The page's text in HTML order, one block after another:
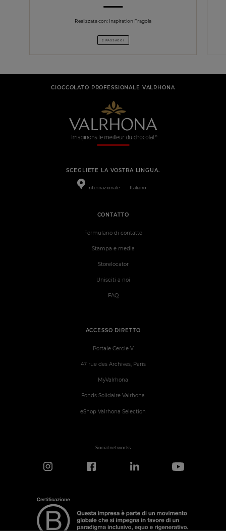
Realizzata con: Inspiration Fragola
2 PASSAGGI
CIOCCOLATO PROFESSIONALE VALRHONA
SCEGLIETE LA VOSTRA LINGUA.
Internazionale Italiano
ACCESSO DIRETTO
Portale Cercle V
47 rue des Archives, Paris
MyValrhona
Fonds Solidaire Valrhona
eShop Valrhona Selection
CONTATTO
Formulario di contatto
Stampa e media
Storelocator
Unisciti a noi
FAQ
Social networks